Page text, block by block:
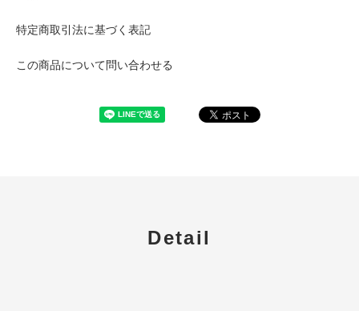
特定商取引法に基づく表記
この商品について問い合わせる
Detail